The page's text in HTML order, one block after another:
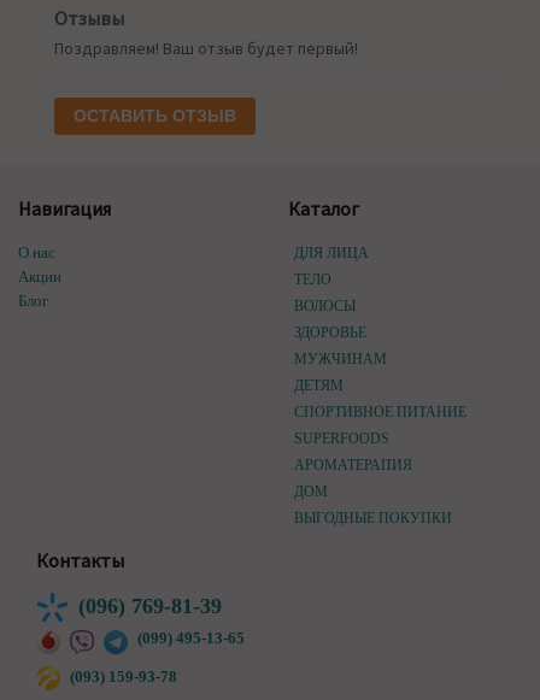
Отзывы
Поздравляем! Ваш отзыв будет первый!
ОСТАВИТЬ ОТЗЫВ
Навигация
О нас
Акции
Блог
Каталог
ДЛЯ ЛИЦА
ТЕЛО
ВОЛОСЫ
ЗДОРОВЬЕ
МУЖЧИНАМ
ДЕТЯМ
СПОРТИВНОЕ ПИТАНИЕ
SUPERFOODS
АРОМАТЕРАПИЯ
ДОМ
ВЫГОДНЫЕ ПОКУПКИ
Контакты
(096) 769-81-39
(099) 495-13-65
(093) 159-93-78